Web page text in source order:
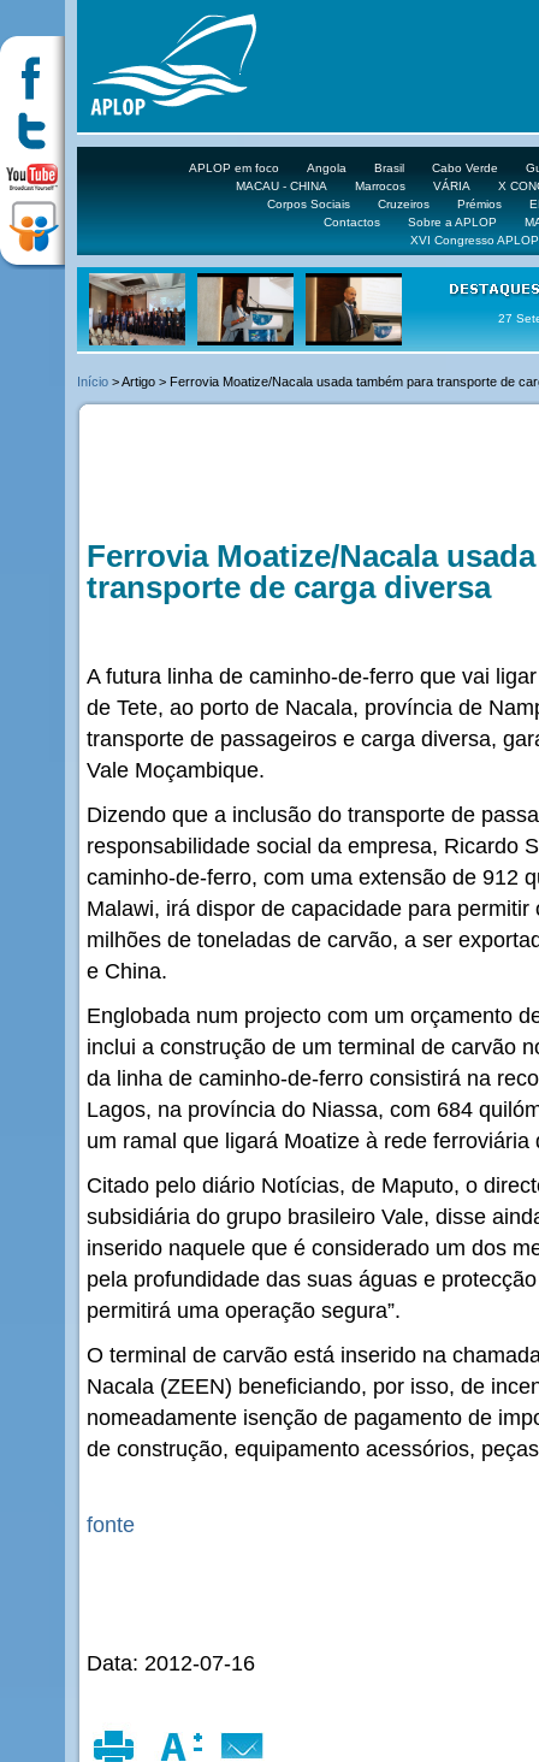
APLOP em foco Angola Brasil Cabo Verde
MACAU - CHINA
Marrocos VÁRIA
X
Corpos Sociais
Cruzeiros Prémios
Contactos
Sobre a APLOP
XVI Congresso APLOP
16 DE
Início > Artigo > Ferrovia Moatize/Nacala usada também para transporte de
Ferrovia Moatize/Nacala
transporte de carga diversa
A futura linha de caminho-de-ferro que vai
de Tete, ao porto de Nacala, província de
transporte de passageiros e carga diversa,
Vale Moçambique.
Dizendo que a inclusão do transporte de
responsabilidade social da empresa, Ricardo
caminho-de-ferro, com uma extensão de 912
Malawi, irá dispor de capacidade para
milhões de toneladas de carvão, a ser
e China.
Englobada num projecto com um orçamento
inclui a construção de um terminal de carvão
da linha de caminho-de-ferro consistirá na
Lagos, na província do Niassa, com 684
um ramal que ligará Moatize à rede ferroviária
Citado pelo diário Notícias, de Maputo, o
subsidiária do grupo brasileiro Vale, disse
inserido naquele que é considerado um dos
pela profundidade das suas águas e
permitirá uma operação segura”.
O terminal de carvão está inserido na
Nacala (ZEEN) beneficiando, por isso, de
nomeadamente isenção de pagamento de
de construção, equipamento acessórios,
fonte
Data: 2012-07-16